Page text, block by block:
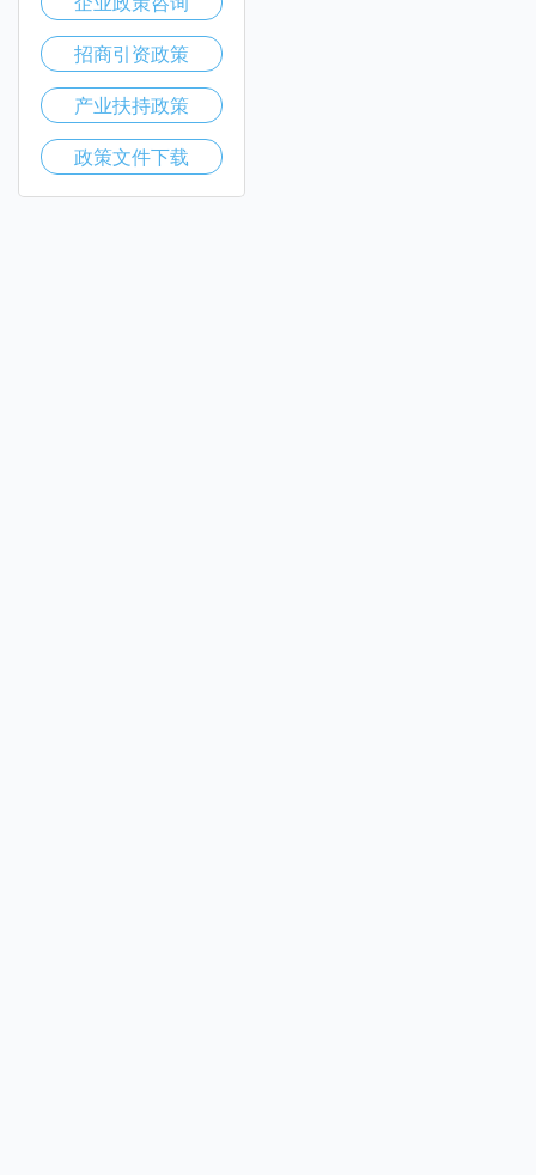
招商引资政策
产业扶持政策
政策文件下载